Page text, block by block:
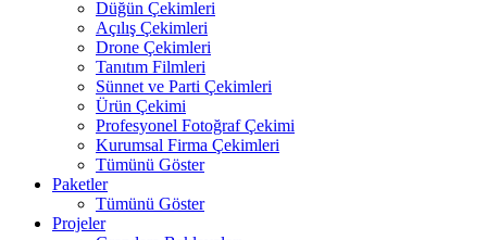
Düğün Çekimleri
Açılış Çekimleri
Drone Çekimleri
Tanıtım Filmleri
Sünnet ve Parti Çekimleri
Ürün Çekimi
Profesyonel Fotoğraf Çekimi
Kurumsal Firma Çekimleri
Tümünü Göster
Paketler
Tümünü Göster
Projeler